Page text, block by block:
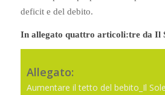
deficit e del debito.
In allegato quattro articoli:tre da Il
Allegato:
Aumentare il tetto del bebito_Il